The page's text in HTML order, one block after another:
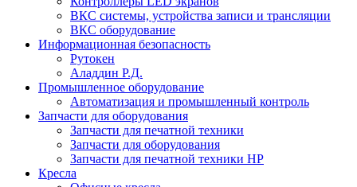
ВКС системы, устройства записи и трансляции
ВКС оборудование
Информационная безопасность
Рутокен
Аладдин Р.Д.
Промышленное оборудование
Автоматизация и промышленный контроль
Запчасти для оборудования
Запчасти для печатной техники
Запчасти для оборудования
Запчасти для печатной техники HP
Кресла